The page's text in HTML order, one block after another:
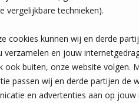
vergelijkbare technieken).
cookies kunnen wij en derde
verzamelen en jouw
ook buiten, onze website volgen.
passen wij en derde partijen de
en advertenties aan op jouw
11
SB Breda
5221309
CONTACT
Contact
Leiden